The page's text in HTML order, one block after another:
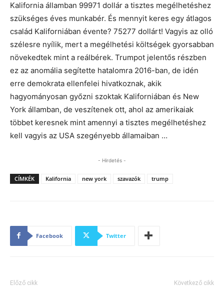
Kalifornia államban 99971 dollár a tisztes megélhetéshez
szükséges éves munkabér. És mennyit keres egy átlagos
család Kaliforniában évente? 75277 dollárt! Vagyis az olló
szélesre nyílik, mert a megélhetési költségek gyorsabban
növekedtek mint a reálbérek. Trumpot jelentős részben
ez az anomália segítette hatalomra 2016-ban, de idén
erre demokrata ellenfelei hivatkoznak, akik
hagyományosan győzni szoktak Kaliforniában és New
York államban, de veszítenek ott, ahol az amerikaiak
többet keresnek mint amennyi a tisztes megélhetéshez
kell vagyis az USA szegényebb államaiban …
- Hirdetés -
CÍMKÉK Kalifornia new york szavazók trump
Facebook Twitter
Előző cikk Következő cikk